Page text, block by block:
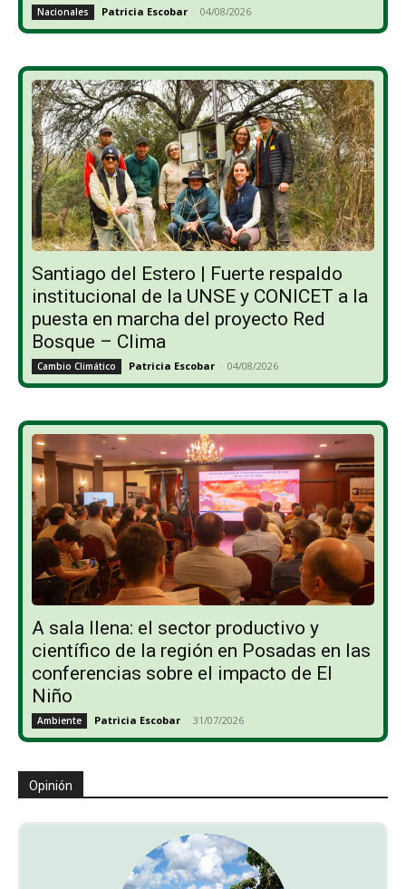
Nacionales Patricia Escobar - 04/08/2026
Santiago del Estero | Fuerte respaldo
institucional de la UNSE y CONICET a la
puesta en marcha del proyecto Red
Bosque – Clima
Cambio Climático Patricia Escobar - 04/08/2026
A sala llena: el sector productivo y
científico de la región en Posadas en las
conferencias sobre el impacto de El
Niño
Ambiente Patricia Escobar - 31/07/2026
Opinión